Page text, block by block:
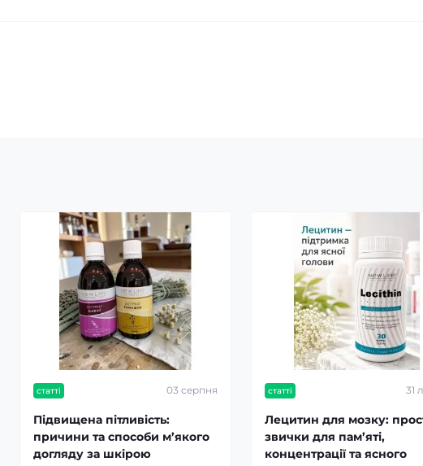
статті 03 серпня
Підвищена пітливість:
причини та способи м’якого
догляду за шкірою
статті 31
Лецитин для мозку:
звички для пам’яті,
концентрації та ясного